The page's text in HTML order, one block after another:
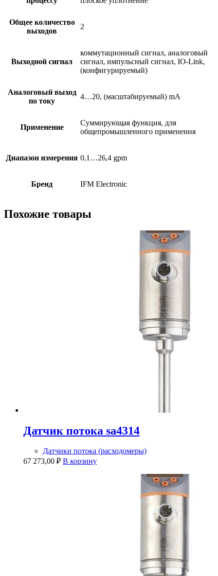
Общее количество
выходов
2
Выходной сигнал
коммутационный сигнал, аналоговый
сигнал, импульсный сигнал, IO-Link,
(конфигурируемый)
Аналоговый выход
по току
4…20, (масштабируемый) mA
Применение
Суммирующая функция, для
общепромышленного применения
Диапазон измерения 0,1…26,4 gpm
Бренд IFM Electronic
Похожие товары
Датчик потока sa4314
Датчики потока (расходомеры)
67 273,00 ₽ В корзину